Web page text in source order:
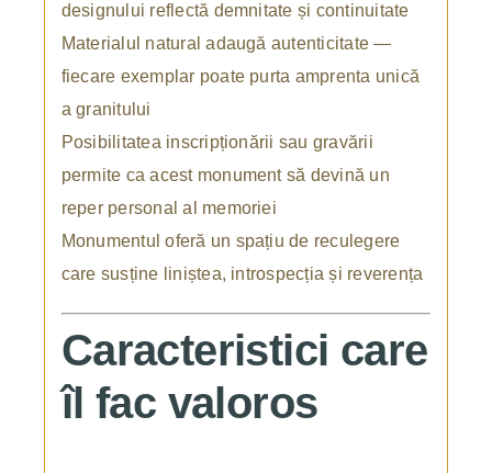
designului reflectă demnitate și continuitate
Materialul natural adaugă autenticitate —
fiecare exemplar poate purta amprenta unică
a granitului
Posibilitatea inscripționării sau gravării
permite ca acest monument să devină un
reper personal al memoriei
Monumentul oferă un spațiu de reculegere
care susține liniștea, introspecția și reverența
Caracteristici care
îl fac valoros